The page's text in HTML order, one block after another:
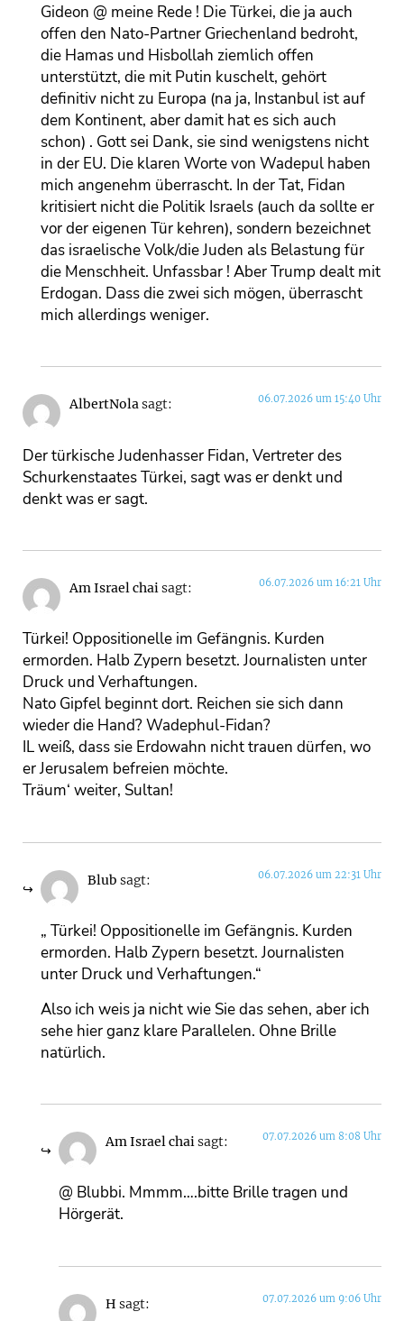
Gideon @ meine Rede ! Die Türkei, die ja auch
offen den Nato-Partner Griechenland bedroht,
die Hamas und Hisbollah ziemlich offen
unterstützt, die mit Putin kuschelt, gehört
definitiv nicht zu Europa (na ja, Instanbul ist auf
dem Kontinent, aber damit hat es sich auch
schon) . Gott sei Dank, sie sind wenigstens nicht
in der EU. Die klaren Worte von Wadepul haben
mich angenehm überrascht. In der Tat, Fidan
kritisiert nicht die Politik Israels (auch da sollte er
vor der eigenen Tür kehren), sondern bezeichnet
das israelische Volk/die Juden als Belastung für
die Menschheit. Unfassbar ! Aber Trump dealt mit
Erdogan. Dass die zwei sich mögen, überrascht
mich allerdings weniger.
AlbertNolasagt: 06.07.2026 um 15:40 Uhr
Der türkische Judenhasser Fidan, Vertreter des
Schurkenstaates Türkei, sagt was er denkt und
denkt was er sagt.
Am Israel chaisagt: 06.07.2026 um 16:21 Uhr
Türkei! Oppositionelle im Gefängnis. Kurden
ermorden. Halb Zypern besetzt. Journalisten unter
Druck und Verhaftungen.
Nato Gipfel beginnt dort. Reichen sie sich dann
wieder die Hand? Wadephul-Fidan?
IL weiß, dass sie Erdowahn nicht trauen dürfen, wo
er Jerusalem befreien möchte.
Träum‘ weiter, Sultan!
Blub sagt: 06.07.2026 um 22:31 Uhr
„ Türkei! Oppositionelle im Gefängnis. Kurden
ermorden. Halb Zypern besetzt. Journalisten
unter Druck und Verhaftungen.“
Also ich weis ja nicht wie Sie das sehen, aber ich
sehe hier ganz klare Parallelen. Ohne Brille
natürlich.
Am Israel chaisagt: 07.07.2026 um 8:08 Uhr
@ Blubbi. Mmmm….bitte Brille tragen und
Hörgerät.
H sagt: 07.07.2026 um 9:06 Uhr